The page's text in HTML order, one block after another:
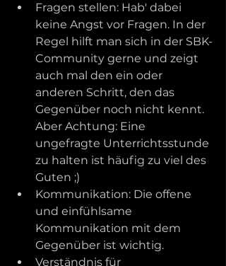
Fragen stellen: Hab' dabei
keine Angst vor Fragen. In der
Regel hilft man sich in der SBK-
Community gerne und zeigt
auch mal den ein oder
anderen Schritt, den das
Gegenüber noch nicht kennt.
Aber Achtung: Eine
ungefragte Unterrichtsstunde
zu halten ist häufig zu viel des
Guten ;)
Kommunikation: Die offene
und einfühlsame
Kommunikation mit dem
Gegenüber ist wichtig.
Verständnis für